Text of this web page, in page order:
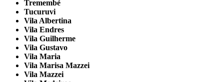
Tremembé
Tucuruvi
Vila Albertina
Vila Endres
Vila Guilherme
Vila Gustavo
Vila Maria
Vila Marisa Mazzei
Vila Mazzei